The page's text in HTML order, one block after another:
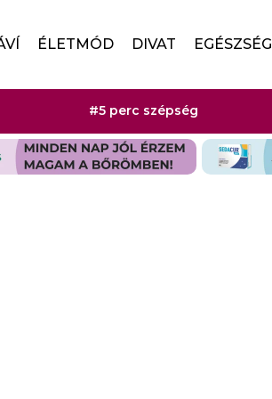
ÉLETMÓD DIVAT EGÉSZSÉG
#5 perc szépség